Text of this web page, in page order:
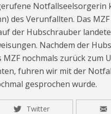
Notfallseelsorgerin
des Verunfallten. Das
der Hubschrauber
Nachdem der
nochmals zurück
fuhren wir mit der
gesprochen wurde.
Twitter